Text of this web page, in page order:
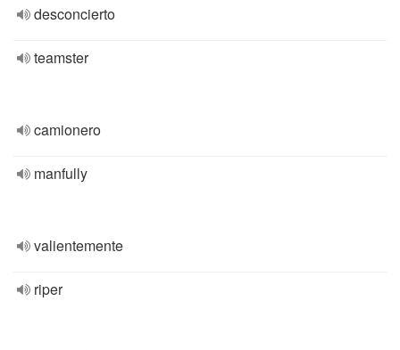
desconcierto
teamster
camionero
manfully
valientemente
riper